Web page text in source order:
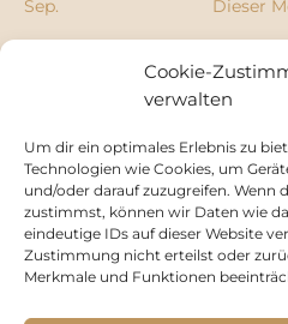
Cookie-
verwalten
Um dir ein optimales Erlebnis zu
Technologien wie Cookies, um
und/oder darauf zuzugreifen. Wenn
zustimmst, können wir Daten wie
eindeutige IDs auf dieser Website
Zustimmung nicht erteilst oder
Merkmale und Funktionen
Sep. Dieser